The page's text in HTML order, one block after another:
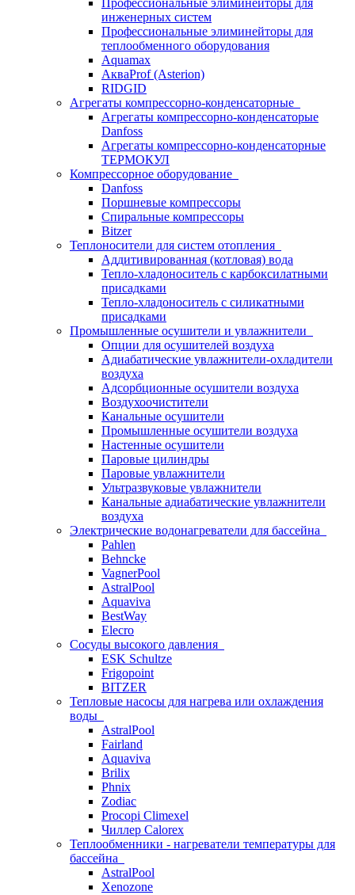
Профессиональные элиминейторы для
инженерных систем
Профессиональные элиминейторы для
теплообменного оборудования
Aquamax
АкваProf (Asterion)
RIDGID
Агрегаты компрессорно-конденсаторные
Агрегаты компрессорно-конденсаторые
Danfoss
Агрегаты компрессорно-конденсаторные
ТЕРМОКУЛ
Компрессорное оборудование
Danfoss
Поршневые компрессоры
Спиральные компрессоры
Bitzer
Теплоносители для систем отопления
Аддитивированная (котловая) вода
Тепло-хладоноситель с карбоксилатными
присадками
Тепло-хладоноситель с силикатными
присадками
Промышленные осушители и увлажнители
Опции для осушителей воздуха
Адиабатические увлажнители-охладители
воздуха
Адсорбционные осушители воздуха
Воздухоочистители
Канальные осушители
Промышленные осушители воздуха
Настенные осушители
Паровые цилиндры
Паровые увлажнители
Ультразвуковые увлажнители
Канальные адиабатические увлажнители
воздуха
Электрические водонагреватели для бассейна
Pahlen
Behncke
VagnerPool
AstralPool
Aquaviva
BestWay
Elecro
Сосуды высокого давления
ESK Schultze
Frigopoint
BITZER
Тепловые насосы для нагрева или охлаждения
воды
AstralPool
Fairland
Aquaviva
Brilix
Phnix
Zodiac
Procopi Climexel
Чиллер Calorex
Теплообменники - нагреватели температуры для
бассейна
AstralPool
Xenozone